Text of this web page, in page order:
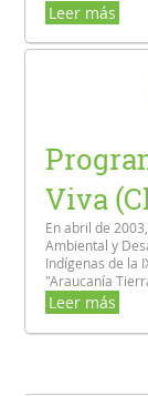
Leer más
Viva
En abril de
Ambiental y
Indígenas de la
"Araucanía
Leer más